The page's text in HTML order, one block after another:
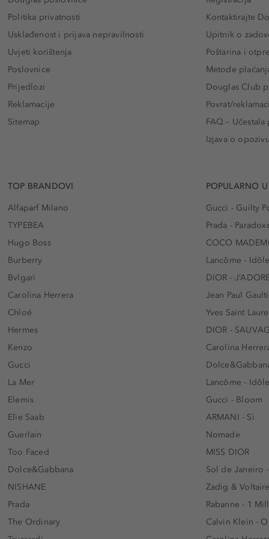
Politika privatnosti
Usklađenost i prijava nepravilnosti
Uvjeti korištenja
Poslovnice
Prijedlozi
Reklamacije
Sitemap
Kontaktirajte
Upitnik o
Poštarina i
Metode
Douglas Club
Povrat/
FAQ – Učestala
Izjava o
TOP BRANDOVI
Alfaparf Milano
TYPEBEA
Hugo Boss
Burberry
Bvlgari
Carolina Herrera
Chloé
Hermes
Kenzo
Gucci
La Mer
Elemis
Elie Saab
Guerlain
Too Faced
Dolce&Gabbana
NISHANE
Prada
The Ordinary
POPULARNO
Gucci - Guilty
Prada -
COCO
Lancôme -
DIOR -
Jean Paul
Yves Saint
DIOR -
Carolina
Lancôme -
Gucci - Bloom
ARMANI - Sì
Nomade
MISS DIOR
Sol de Janeiro
Zadig &
Rabanne - 1
Calvin Klein -